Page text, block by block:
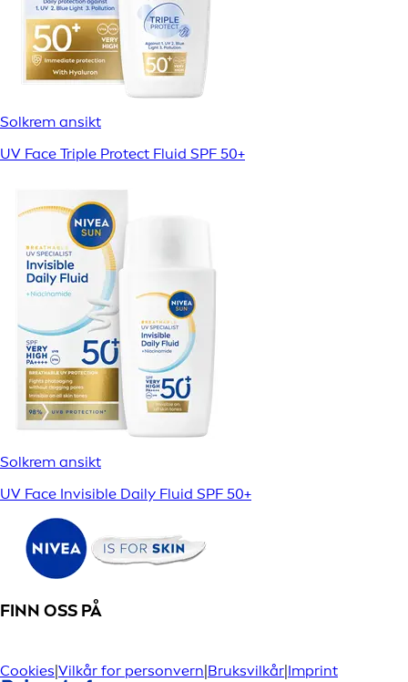
Solkrem ansikt
UV Face Triple Protect Fluid SPF 50+
Solkrem ansikt
UV Face Invisible Daily Fluid SPF 50+
FINN OSS PÅ
Cookies|Vilkår for personvern|Bruksvilkår|Imprint